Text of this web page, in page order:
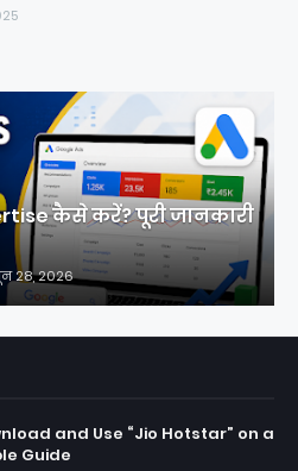
कैसे करें? पूरी जानकारी
28, 2026
and Use “Jio Hotstar” on a
Guide